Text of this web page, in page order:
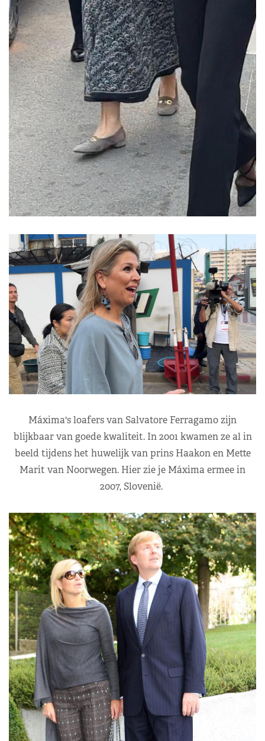
Máxima's loafers van Salvatore Ferragamo zijn
blijkbaar van goede kwaliteit. In 2001 kwamen ze al in
beeld tijdens het huwelijk van prins Haakon en Mette
Marit van Noorwegen. Hier zie je Máxima ermee in
2007, Slovenië.